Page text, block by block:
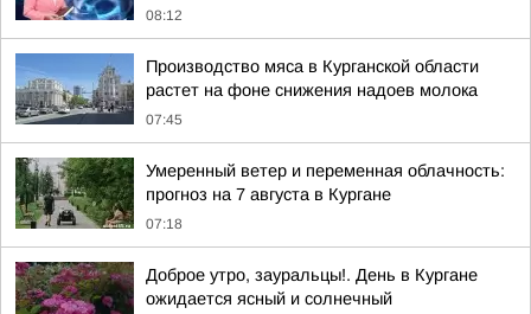
08:12
Производство мяса в Курганской области
растет на фоне снижения надоев молока
07:45
Умеренный ветер и переменная облачность:
прогноз на 7 августа в Кургане
07:18
Доброе утро, зауральцы!. День в Кургане
ожидается ясный и солнечный